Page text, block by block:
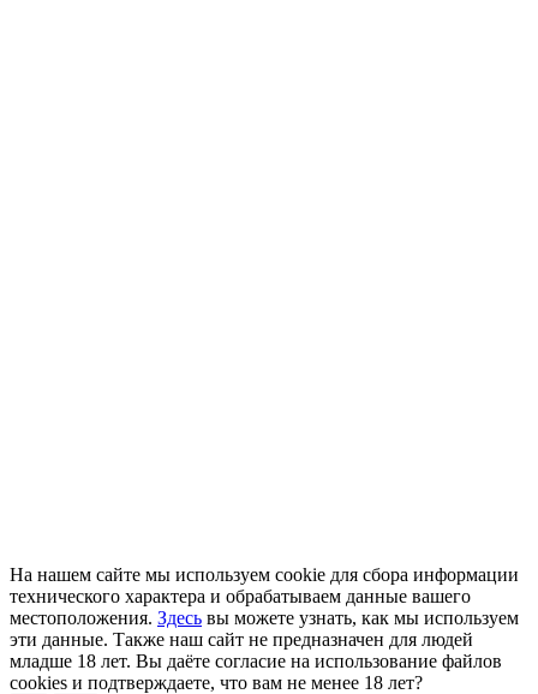
На нашем сайте мы используем cookie для сбора информации
технического характера и обрабатываем данные вашего
местоположения. Здесь вы можете узнать, как мы используем
эти данные. Также наш сайт не предназначен для людей
младше 18 лет. Вы даёте согласие на использование файлов
cookies и подтверждаете, что вам не менее 18 лет?